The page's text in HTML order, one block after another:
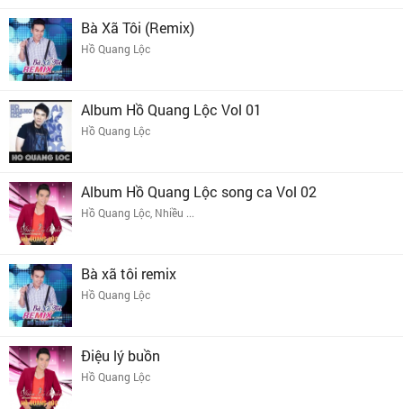
Bà Xã Tôi (Remix)
Hồ Quang Lộc
Album Hồ Quang Lộc Vol 01
Hồ Quang Lộc
Album Hồ Quang Lộc song ca Vol 02
Hồ Quang Lộc, Nhiều ...
Bà xã tôi remix
Hồ Quang Lộc
Điệu lý buồn
Hồ Quang Lộc